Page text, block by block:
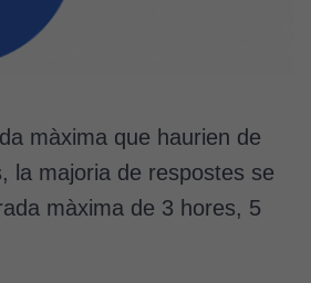
màxima que haurien de
la majoria de respostes se
màxima de 3 hores, 5